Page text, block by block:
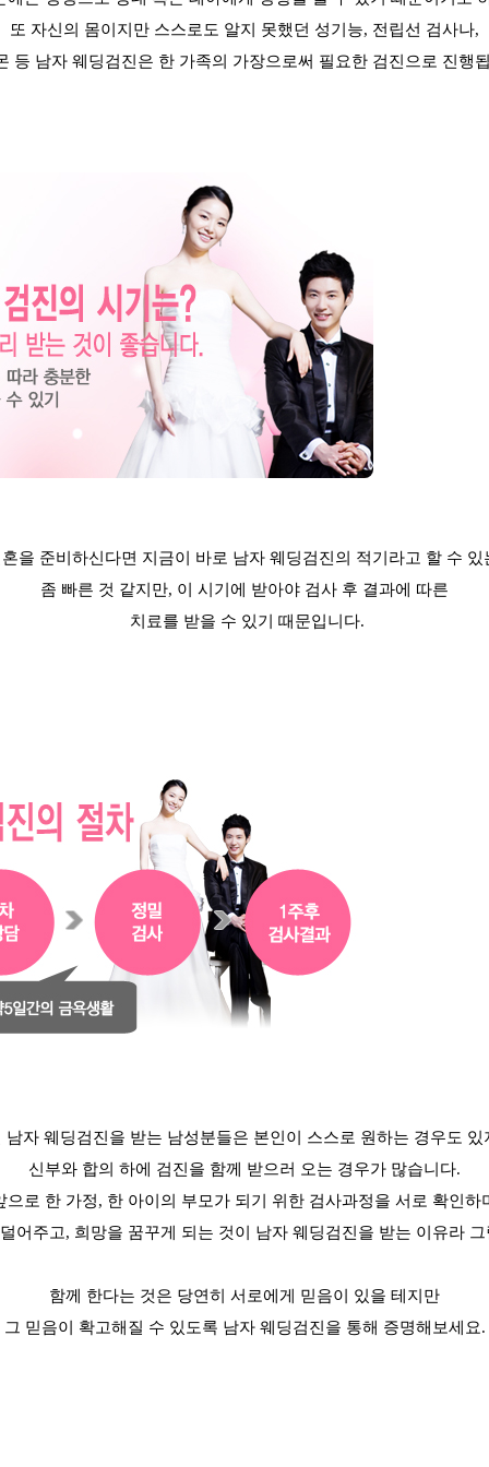
또 자신의 몸이지만 스스로도 알지 못했던 성기능, 전립선 검사나,
등 남자 웨딩검진은 한 가족의 가장으로써 필요한 검진으로 진행
을 준비하신다면 지금이 바로 남자 웨딩검진의 적기라고 할 수 있
좀 빠른 것 같지만, 이 시기에 받아야 검사 후 결과에 따른
치료를 받을 수 있기 때문입니다.
남자 웨딩검진을 받는 남성분들은 본인이 스스로 원하는 경우도 있
신부와 합의 하에 검진을 함께 받으러 오는 경우가 많습니다.
으로 한 가정, 한 아이의 부모가 되기 위한 검사과정을 서로 확인하
어주고, 희망을 꿈꾸게 되는 것이 남자 웨딩검진을 받는 이유라
함께 한다는 것은 당연히 서로에게 믿음이 있을 테지만
그 믿음이 확고해질 수 있도록 남자 웨딩검진을 통해 증명해보세요.